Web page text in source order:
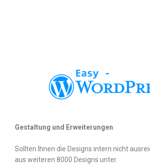
Gestaltung und Erweiterungen
Sollten Ihnen die Designs intern nicht
aus weiteren 8000 Designs unter